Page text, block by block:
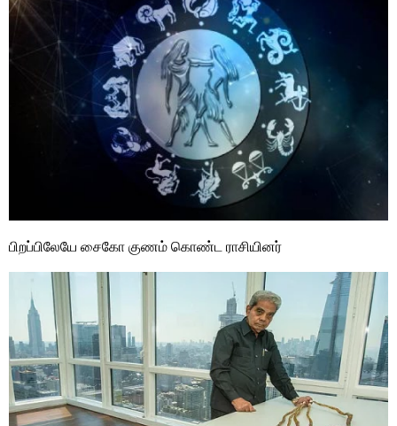
பிறப்பிலேயே சைகோ குணம் கொண்ட ராசியினர்